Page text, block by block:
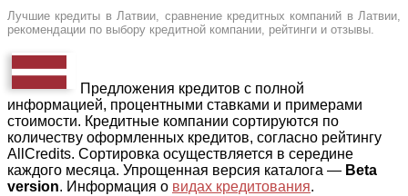
Лучшие кредиты в Латвии, сравнение кредитных компаний в Латвии,
рекомендации по выбору кредитной компании, рейтинги и отзывы.
Предложения кредитов с полной
информацией, процентными ставками и примерами
стоимости. Кредитные компании сортируются по
количеству оформленных кредитов, согласно рейтингу
AllCredits. Сортировка осуществляется в середине
каждого месяца. Упрощенная версия каталога — Beta
version. Информация о видах кредитования.